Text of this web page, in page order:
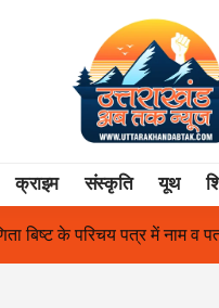
क्राइम संस्कृति यूथ
पत्र में नाम व पता संशोधन का